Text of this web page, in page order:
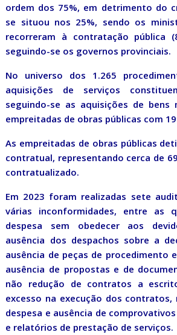
ordem dos 75%, em detrimento do
se situou nos 25%, sendo os
recorreram à contratação pública
seguindo-se os governos provinciais.
No universo dos 1.265
aquisições de serviços
seguindo-se as aquisições de bens
empreitadas de obras públicas com
As empreitadas de obras públicas
contratual, representando cerca de
contratualizado.
Em 2023 foram realizadas sete
várias inconformidades, entre as
despesa sem obedecer aos
ausência dos despachos sobre a
ausência de peças de procedimento
ausência de propostas e de
não redução de contratos a
excesso na execução dos contratos,
despesa e ausência de
e relatórios de prestação de serviços.